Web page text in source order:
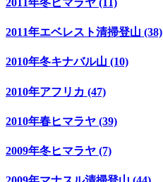
2011年エベレスト清掃登山 (38)
2010年冬キナバル山 (10)
2010年アフリカ (47)
2010年春ヒマラヤ (39)
2009年冬ヒマラヤ (7)